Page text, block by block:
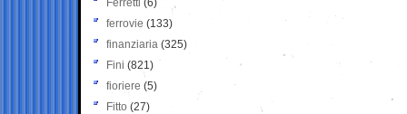
Ferretti (6)
ferrovie (133)
finanziaria (325)
Fini (821)
fioriere (5)
Fitto (27)